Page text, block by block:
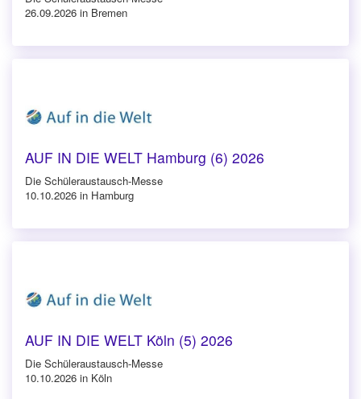
26.09.2026 in Bremen
AUF IN DIE WELT Hamburg (6) 2026
Die Schüleraustausch-Messe
10.10.2026 in Hamburg
AUF IN DIE WELT Köln (5) 2026
Die Schüleraustausch-Messe
10.10.2026 in Köln